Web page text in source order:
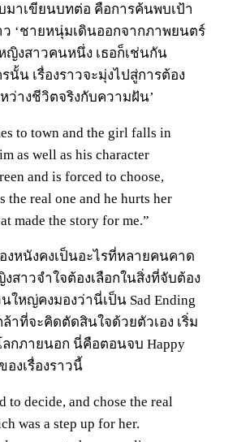
มาเขียนบทต่อ คือการค้นพบเป้า
ว ‘ชายหนุ่มเดินออกจากภาพยนตร์
ญิงสาวคนหนึ่ง เธอก็เช่นกัน
นั้น เรื่องราวจะมุ่งไปสู่การต้อง
ว่างชีวิตจริงกับความฝัน’
to town and the girl falls in
as well as his character
and is forced to choose,
the real one and he hurts her
made the story for me.”
หนังคงเป็นอะไรที่หลายคนคาด
สาวจำใจต้องเลือกในสิ่งที่จับต้อง
หญ่คงมองว่านี่เป็น Sad Ending
าที่จะคิดตัดสินใจด้วยตัวเอง เริ่ม
กภายนอก นี่คือตอนจบ Happy
องเรื่องราวนี้
to decide, and chose the real
was a step up for her.